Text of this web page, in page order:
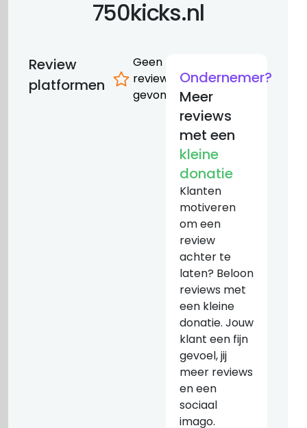
750kicks.nl
Review
platformen
Geen
reviews
gevonden
Ondernemer?
Meer
reviews
met een
kleine
donatie
Klanten
motiveren
om een
review
achter te
laten? Beloon
reviews met
een kleine
donatie. Jouw
klant een fijn
gevoel, jij
meer reviews
en een
sociaal
imago.